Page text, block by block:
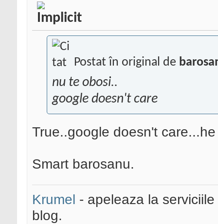
Postat în original de
nu te obosi..
google doesn't care
True..google doesn't
Smart barosanu.
Krumel - apeleaza la
blog.